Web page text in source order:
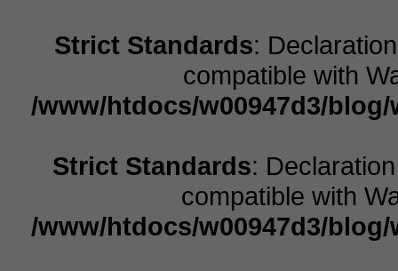
Strict Standards:
compatible with
/www/htdocs/w00947d3/
Strict Standards:
compatible with
/www/htdocs/w00947d3/